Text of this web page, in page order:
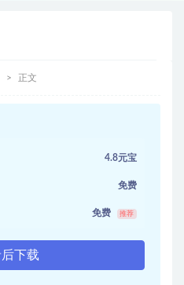
正文
4.8元宝
免费
免费 推荐
下载